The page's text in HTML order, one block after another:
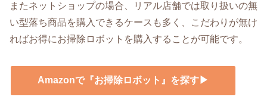
またネットショップの場合、リアル店舗では取り扱いの無
い型落ち商品を購入できるケースも多く、こだわりが無け
ればお得にお掃除ロボットを購入することが可能です。
Amazonで『お掃除ロボット』を探す▶